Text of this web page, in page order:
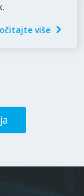
više